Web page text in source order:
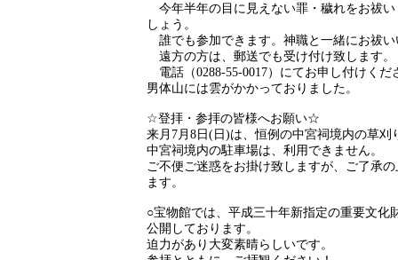
今年半年の目に見えない罪・穢れをお祓
しょう。
誰でも参加できます。神職と一緒にお祓い
遠方の方は、郵送でも受け付け致します。
電話（0288-55-0017）にてお申し付けくだ
男体山には雲がかかっておりました。
☆登拝・参拝の皆様へお願い☆
来月7月8日(日)は、恒例の中宮祠境内の草刈
中宮祠境内の駐車場は、利用できません。
ご不便ご迷惑をお掛け致しますが、ご了承
ます。
○宝物館では、平成三十年新指定の重要文化
公開しております。
迫力があり大変素晴らしいです。